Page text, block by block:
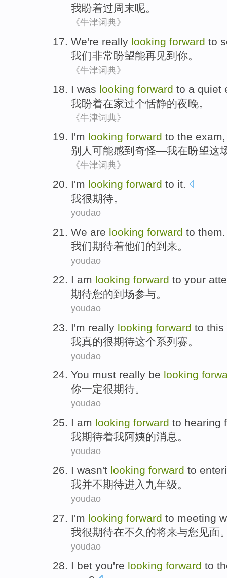
我盼着过周末呢。
《牛津词典》
We're really looking forward to
我们非常 盼望能再 见到 你。
《牛津词典》
I was looking forward to a quiet
我盼着在家过个恬静的夜晚 。
《牛津词典》
I'm looking forward to the exam
别人 可能感到奇怪—我在盼望这
《牛津词典》
I'm looking forward to it.
我很期待。
youdao
We are looking forward to them.
我们期待着他们的到来。
youdao
I am looking forward to your
期待您的到场参与。
youdao
I'm really looking forward to this
我真的很期待这个系列赛 。
youdao
You must really be looking
你一定很期待。
youdao
I am looking forward to hearing
我期待着我阿姨的消息。
youdao
I wasn't looking forward to
我并不期待进入 九年级。
youdao
I'm looking forward to meeting
我很期待在不久 的将来与您 见面
youdao
I bet you're looking forward to